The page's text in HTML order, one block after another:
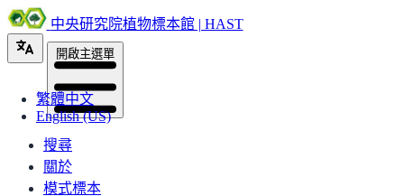
中央研究院植物標本館 | HAST
繁體中文
English (US)
開啟主選單
搜尋
關於
模式標本